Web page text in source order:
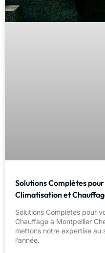
Solutions Complètes pour
Climatisation et
Solutions Complètes pour
Chauffage à Montpellier
mettons notre expertise
l’année.